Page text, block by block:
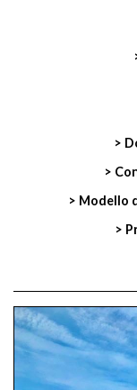
>
>
> Modello
>